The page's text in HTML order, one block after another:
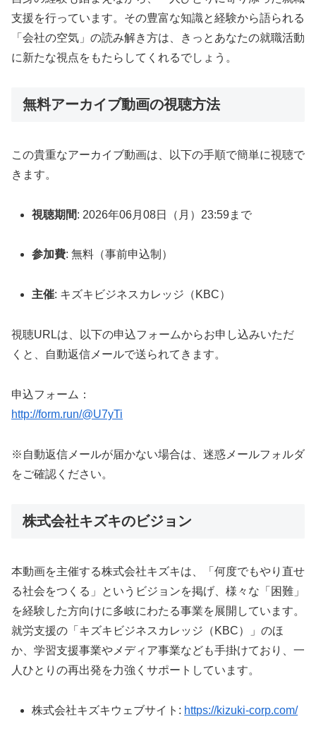
支援を行っています。その豊富な知識と経験から語られる
「会社の空気」の読み解き方は、きっとあなたの就職活動
に新たな視点をもたらしてくれるでしょう。
無料アーカイブ動画の視聴方法
この貴重なアーカイブ動画は、以下の手順で簡単に視聴で
きます。
視聴期間: 2026年06月08日（月）23:59まで
参加費: 無料（事前申込制）
主催: キズキビジネスカレッジ（KBC）
視聴URLは、以下の申込フォームからお申し込みいただ
くと、自動返信メールで送られてきます。
申込フォーム：
http://form.run/@U7yTi
※自動返信メールが届かない場合は、迷惑メールフォルダ
をご確認ください。
株式会社キズキのビジョン
本動画を主催する株式会社キズキは、「何度でもやり直せ
る社会をつくる」というビジョンを掲げ、様々な「困難」
を経験した方向けに多岐にわたる事業を展開しています。
就労支援の「キズキビジネスカレッジ（KBC）」のほ
か、学習支援事業やメディア事業なども手掛けており、一
人ひとりの再出発を力強くサポートしています。
株式会社キズキウェブサイト: https://kizuki-corp.com/